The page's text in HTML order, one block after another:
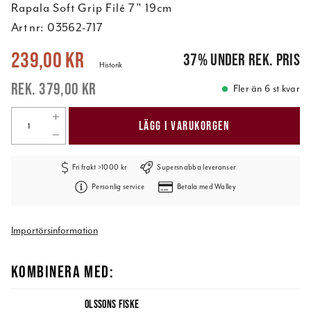
Rapala Soft Grip Filé 7" 19cm
Art nr: 03562-717
Nuvarande pris:239,00 kr 379,00 kr
239,00 kr
379,00 kr
Historik 37%under rek. pris
Fler än 6 st kvar
LÄGG I VARUKORGEN
Fri frakt >1000 kr Supersnabba leveranser
Personlig service Betala med Walley
Importörsinformation
KOMBINERA MED:
OLSSONS FISKE